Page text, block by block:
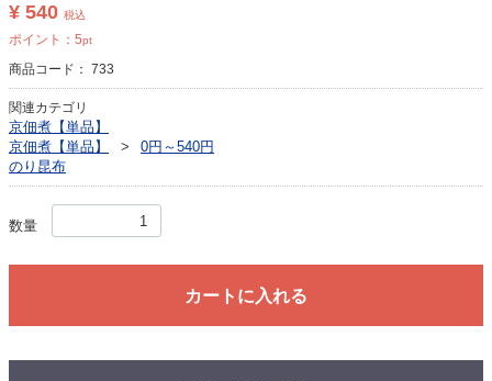
¥ 540 税込
ポイント： 5pt
商品コード： 733
関連カテゴリ
京佃煮【単品】
京佃煮【単品】
0円～540円
のり昆布
数量
カートに入れる